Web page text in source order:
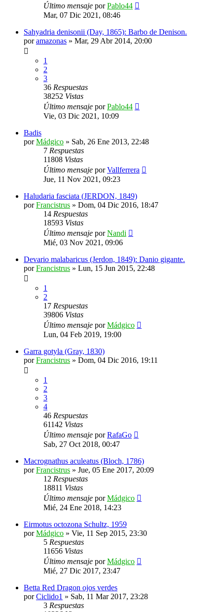
Último mensaje porPablo44
Mar, 07 Dic 2021, 08:46
Sahyadria denisonii (Day, 1865): Barbo de Denison.
poramazonas » Mar, 29 Abr 2014, 20:00
1
2
3
36 Respuestas
38252 Vistas
Último mensaje porPablo44
Vie, 03 Dic 2021, 10:09
Badis
porMádgico » Sab, 26 Ene 2013, 22:48
7 Respuestas
11808 Vistas
Último mensaje porVallferrera
Jue, 11 Nov 2021, 09:23
Haludaria fasciata (JERDON, 1849)
porFrancistrus » Dom, 04 Dic 2016, 18:47
14 Respuestas
18593 Vistas
Último mensaje porNandi
Mié, 03 Nov 2021, 09:06
Devario malabaricus (Jerdon, 1849): Danio gigante.
porFrancistrus » Lun, 15 Jun 2015, 22:48
1
2
17 Respuestas
39806 Vistas
Último mensaje porMádgico
Lun, 04 Feb 2019, 19:00
Garra gotyla (Gray, 1830)
porFrancistrus » Dom, 04 Dic 2016, 19:11
1
2
3
4
46 Respuestas
61142 Vistas
Último mensaje porRafaGo
Sab, 27 Oct 2018, 00:47
Macrognathus aculeatus (Bloch, 1786)
porFrancistrus » Jue, 05 Ene 2017, 20:09
12 Respuestas
18811 Vistas
Último mensaje porMádgico
Mié, 24 Ene 2018, 14:23
Eirmotus octozona Schultz, 1959
porMádgico » Vie, 11 Sep 2015, 23:30
5 Respuestas
11656 Vistas
Último mensaje porMádgico
Mié, 27 Dic 2017, 23:47
Betta Red Dragon ojos verdes
porCiclido1 » Sab, 11 Mar 2017, 23:28
3 Respuestas